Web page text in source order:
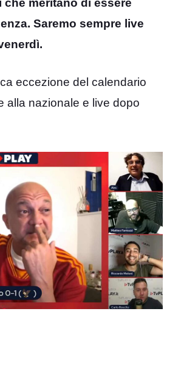
Saremo sempre live
eccezione del calendario
alla nazionale e live dopo